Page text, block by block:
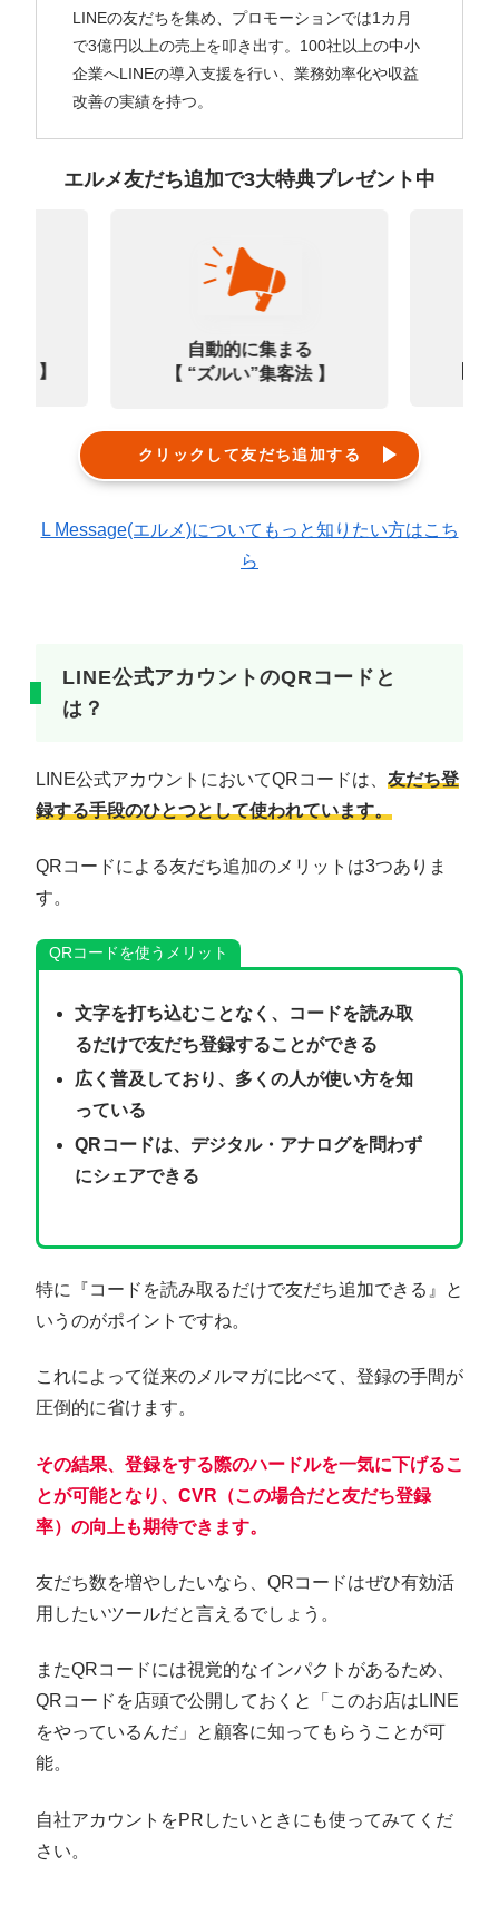
LINEの友だちを集め、プロモーションでは1カ月
で3億円以上の売上を叩き出す。100社以上の中小
企業へLINEの導入支援を行い、業務効率化や収益
改善の実績を持つ。
エルメ友だち追加で3大特典プレゼント中
選 】
自動的に集まる
【 “ズルい”集客法 】
クリックして友だち追加する
L Message(エルメ)についてもっと知りたい方はこち
ら
LINE公式アカウントのQRコードと
は？
LINE公式アカウントにおいてQRコードは、 友だち登
録する手段のひとつとして使われています。
QRコードによる友だち追加のメリットは3つありま
す。
QRコードを使うメリット
文字を打ち込むことなく、コードを読み取
るだけで友だち登録することができる
広く普及しており、多くの人が使い方を知
っている
QRコードは、デジタル・アナログを問わず
にシェアできる
特に『コードを読み取るだけで友だち追加できる』と
いうのがポイントですね。
これによって従来のメルマガに比べて、登録の手間が
圧倒的に省けます。
その結果、登録をする際のハードルを一気に下げるこ
とが可能となり、CVR（この場合だと友だち登録
率）の向上も期待できます。
友だち数を増やしたいなら、QRコードはぜひ有効活
用したいツールだと言えるでしょう。
またQRコードには視覚的なインパクトがあるため、
QRコードを店頭で公開しておくと「このお店はLINE
をやっているんだ」と顧客に知ってもらうことが可
能。
自社アカウントをPRしたいときにも使ってみてくだ
さい。